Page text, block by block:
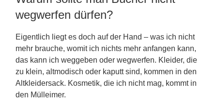
wegwerfen dürfen?
Eigentlich liegt es doch auf der Hand – was ich nicht
mehr brauche, womit ich nichts mehr anfangen kann,
das kann ich weggeben oder wegwerfen. Kleider, die
zu klein, altmodisch oder kaputt sind, kommen in den
Altkleidersack. Kosmetik, die ich nicht mag, kommt in
den Mülleimer.